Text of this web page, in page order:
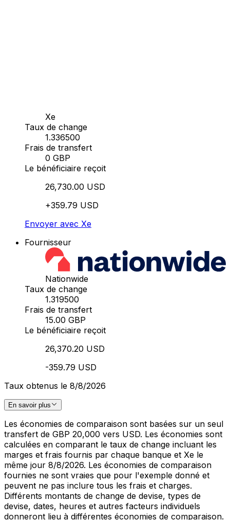
Xe
Taux de change
1.336500
Frais de transfert
0 GBP
Le bénéficiaire reçoit
26,730.00 USD
+359.79 USD
Envoyer avec Xe
Fournisseur
Nationwide
Taux de change
1.319500
Frais de transfert
15.00 GBP
Le bénéficiaire reçoit
26,370.20 USD
-359.79 USD
Taux obtenus le 8/8/2026
En savoir plus
Les économies de comparaison sont basées sur un seul
transfert de GBP 20,000 vers USD. Les économies sont
calculées en comparant le taux de change incluant les
marges et frais fournis par chaque banque et Xe le
même jour 8/8/2026. Les économies de comparaison
fournies ne sont vraies que pour l'exemple donné et
peuvent ne pas inclure tous les frais et charges.
Différents montants de change de devise, types de
devise, dates, heures et autres facteurs individuels
donneront lieu à différentes économies de comparaison.